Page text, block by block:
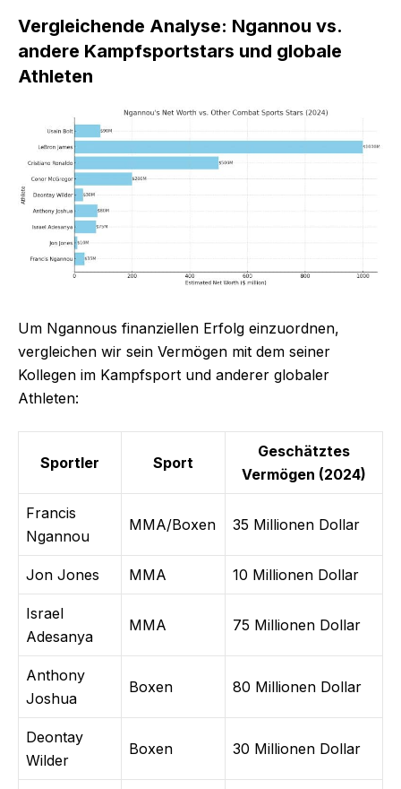
Vergleichende Analyse: Ngannou vs.
andere Kampfsportstars und globale
Athleten
Um Ngannous finanziellen Erfolg einzuordnen,
vergleichen wir sein Vermögen mit dem seiner
Kollegen im Kampfsport und anderer globaler
Athleten:
Sportler Sport
Geschätztes
Vermögen (2024)
Francis
Ngannou
MMA/Boxen 35 Millionen Dollar
Jon Jones MMA 10 Millionen Dollar
Israel
Adesanya
MMA 75 Millionen Dollar
Anthony
Joshua
Boxen 80 Millionen Dollar
Deontay
Wilder
Boxen 30 Millionen Dollar